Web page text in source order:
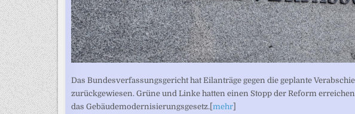
Das Bundesverfassungsgericht hat Eilanträge gegen die geplante
zurückgewiesen. Grüne und Linke hatten einen Stopp der Reform
das Gebäudemodernisierungsgesetz.[mehr]